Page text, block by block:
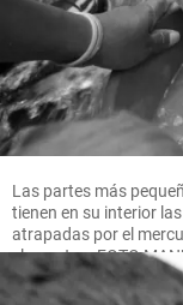
Las partes más
tienen en su interior
atrapadas por el
elementos. FOTO